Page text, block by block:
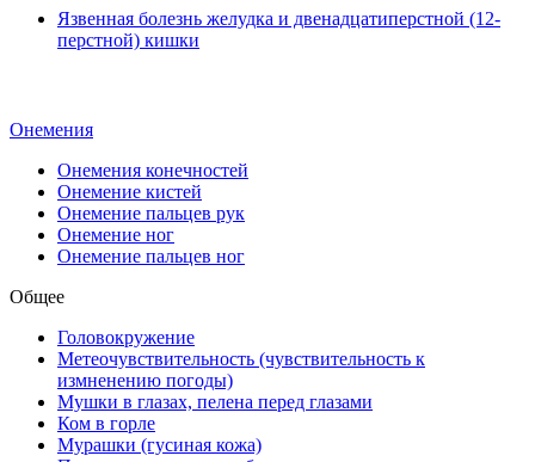
Язвенная болезнь желудка и двенадцатиперстной (12-
перстной) кишки
Онемения
Онемения конечностей
Онемение кистей
Онемение пальцев рук
Онемение ног
Онемение пальцев ног
Общее
Головокружение
Метеочувствительность (чувствительность к
измненению погоды)
Мушки в глазах, пелена перед глазами
Ком в горле
Мурашки (гусиная кожа)